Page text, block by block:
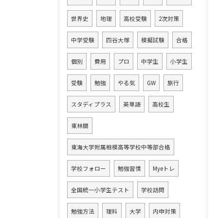
世界史 地理 高校受験 2次対策
中学受験 四谷大塚 模擬試験 合格
個別 費用 プロ 中学生 小学生
受験 勉強 やる気 GW 旅行
スタディプラス 英単語 高校生
東林間
東海大学附属相模高等学校中等部合格
学校フォロー 勉強習慣 Myeトレ
全国統一小学生テスト 学校訪問
勉強方法 理科 大学 内申対策